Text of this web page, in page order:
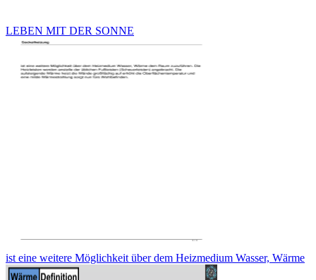
LEBEN MIT DER SONNE
ist eine weitere Möglichkeit über dem Heizmedium Wasser, Wärme